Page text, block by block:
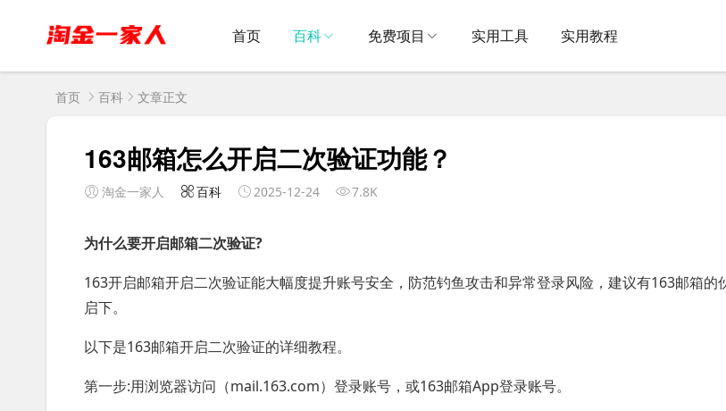
首页 百科 免费项目 实用工具 实用教程
首页 百科 文章正文
163邮箱怎么开启二次验证功能？
淘金一家人 百科 2025-12-24 7.8K
为什么要开启邮箱二次验证?
163开启邮箱开启二次验证能大幅度提升账号安全，防范钓鱼攻击和异常登录风险，建议有163邮箱的
启下。
以下是163邮箱开启二次验证的详细教程。
第一步:用浏览器访问（mail.163.com）登录账号，或163邮箱App登录账号。